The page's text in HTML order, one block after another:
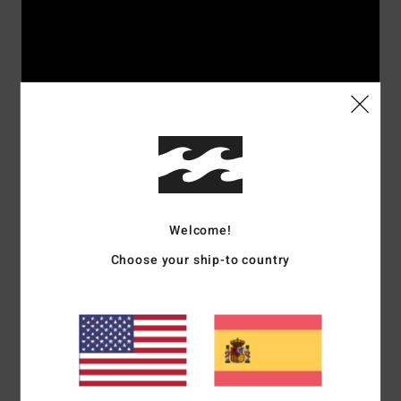
Rider's picks
Welcome!
Choose your ship-to country